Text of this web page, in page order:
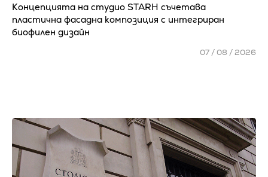
Концепцията на студио STARH съчетава
пластична фасадна композиция с интегриран
биофилен дизайн
07 / 08 / 2026